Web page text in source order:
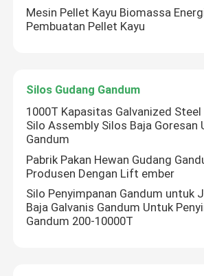
Mesin Pellet Kayu Biomassa
Pembuatan Pellet Kayu
Silos Gudang Gandum
1000T Kapasitas Galvanized
Silo Assembly Silos Baja Goresan
Gandum
Pabrik Pakan Hewan Gudang
Produsen Dengan Lift ember
Silo Penyimpanan Gandum untuk
Baja Galvanis Gandum Untuk
Gandum 200-10000T